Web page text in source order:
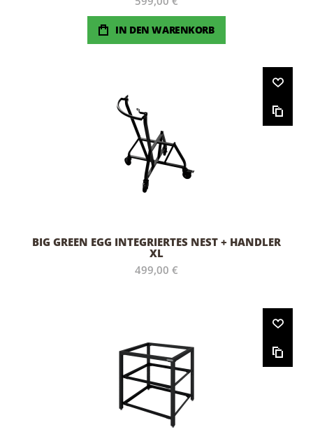
IN DEN WARENKORB
BIG GREEN EGG INTEGRIERTES NEST + HANDLER
XL
499,00 €